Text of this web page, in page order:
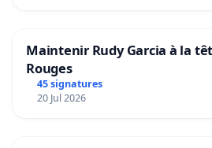
Maintenir Rudy Garcia à la
Rouges
45 signatures
20 Jul 2026